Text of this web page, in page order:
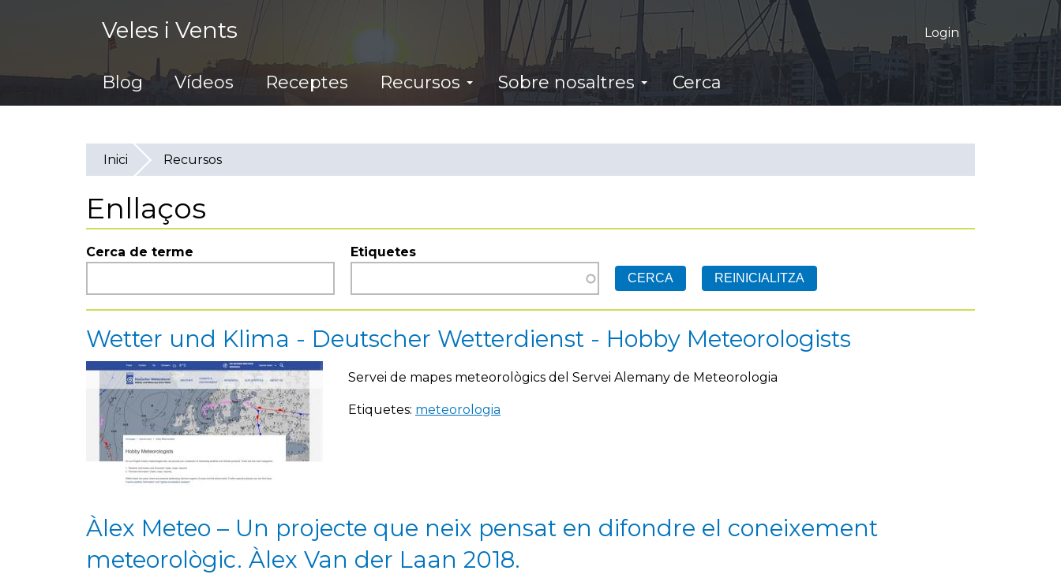
Veles i Vents Login
Blog Vídeos Receptes Recursos Sobre nosaltres Cerca
Inici Recursos
Enllaços
Cerca de terme Etiquetes
Wetter und Klima - Deutscher Wetterdienst - Hobby Meteorologists
Servei de mapes meteorològics del Servei Alemany de Meteorologia
Etiquetes: meteorologia
Àlex Meteo – Un projecte que neix pensat en difondre el coneixement
meteorològic. Àlex Van der Laan 2018.